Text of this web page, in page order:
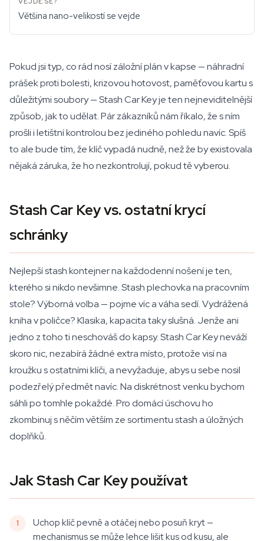
Většina nano-velikostí se vejde
Pokud jsi typ, co rád nosí záložní plán v kapse — náhradní
prášek proti bolesti, krizovou hotovost, paměťovou kartu s
důležitými soubory — Stash Car Key je ten nejneviditelnější
způsob, jak to udělat. Pár zákazníků nám říkalo, že s ním
prošli i letištní kontrolou bez jediného pohledu navíc. Spíš
to ale bude tím, že klíč vypadá nudně, než že by existovala
nějaká záruka, že ho nezkontrolují, pokud tě vyberou.
Stash Car Key vs. ostatní krycí
schránky
Nejlepší stash kontejner na každodenní nošení je ten,
kterého si nikdo nevšimne. Stash plechovka na pracovním
stole? Výborná volba — pojme víc a váha sedí. Vydrážená
kniha v poličce? Klasika, kapacita taky slušná. Jenže ani
jedno z toho ti neschováš do kapsy. Stash Car Key neváží
skoro nic, nezabírá žádné extra místo, protože visí na
kroužku s ostatními klíči, a nevyžaduje, abys u sebe nosil
podezřelý předmět navíc. Na diskrétnost venku bychom
sáhli po tomhle pokaždé. Pro domácí úschovu ho
zkombinuj s něčím větším ze sortimentu stash a úložných
doplňků.
Jak Stash Car Key používat
Uchop klíč pevně a otáčej nebo posuň kryt —
mechanismus se může lehce lišit kus od kusu, ale